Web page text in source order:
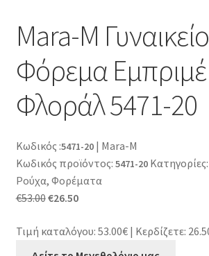
Mara-M Γυναικείο
Φόρεμα Εμπριμέ
Φλοράλ 5471-20
Κωδικός :5471-20 | Mara-M
Κωδικός προϊόντος: 5471-20 Κατηγορίες:
Ρούχα, Φορέματα
€53.00Original
was:
€53.00.
€26.50Η
τιμή
είναι:
Τιμή καταλόγου: 53.00€ | Κερδίζετε: